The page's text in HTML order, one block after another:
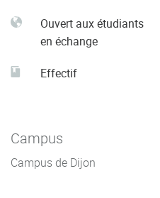
Ouvert aux étudiants
en échange
Effectif
Campus
Campus de Dijon